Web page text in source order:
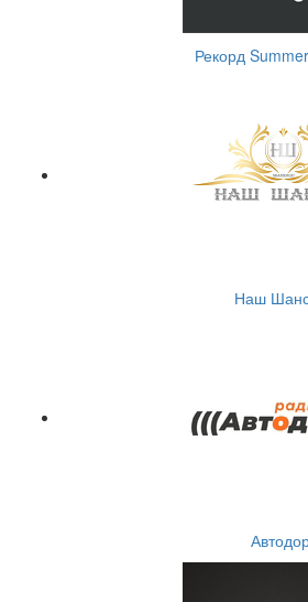
Рекорд
Наш